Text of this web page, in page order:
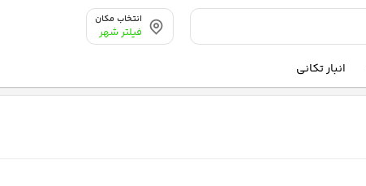
انتخاب مکان
فیلتر شهر
انبار تکانی